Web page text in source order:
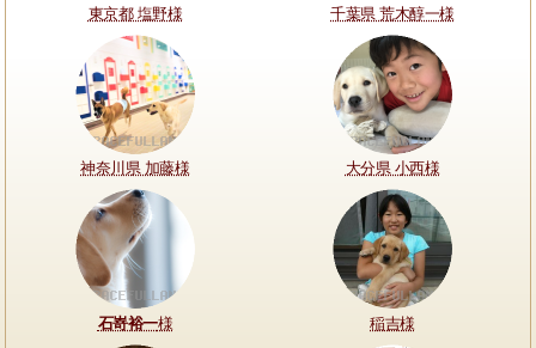
東京都 塩野様 千葉県 荒木醇一様
神奈川県 加藤様 大分県 小西様
石嵜裕一様 稲吉様